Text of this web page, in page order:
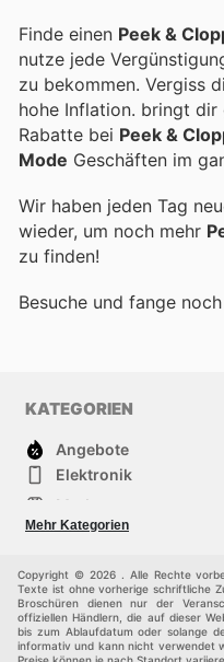
Finde einen Peek &
nutze jede
zu bekommen. Vergiss
hohe Inflation. bringt dir
Rabatte bei Peek &
Mode Geschäften im
Wir haben jeden Tag
wieder, um noch mehr
zu finden!
Besuche und fange
KATEGORIEN
Angebote
Elektronik
Mode
Baumarkt
Mehr Kategorien
Copyright © 2026 . Alle Rechte
Texte ist ohne vorherige schriftliche
Broschüren dienen nur der
offiziellen Händlern, die auf dieser
bis zum Ablaufdatum oder solange
informativ und kann nicht verwendet
Preise können je nach Standort